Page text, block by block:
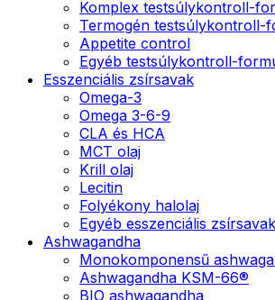
Komplex testsúlykontroll-
Termogén testsúlykontroll-
Appetite control
Egyéb testsúlykontroll-
Esszenciális zsírsavak
Omega-3
Omega 3-6-9
CLA és HCA
MCT olaj
Krill olaj
Lecitin
Folyékony halolaj
Egyéb esszenciális zsírsavak
Ashwagandha
Monokomponensű
Ashwagandha KSM-66®
BIO ashwagandha